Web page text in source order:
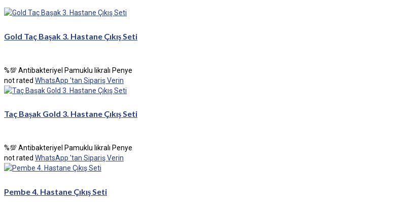
Gold Taç Başak 3. Hastane Çıkış Seti
%💯 Antibakteriyel Pamuklu likralı Penye
not rated WhatsApp 'tan Sipariş Verin
Taç Başak Gold 3. Hastane Çıkış Seti
%💯 Antibakteriyel Pamuklu likralı Penye
not rated WhatsApp 'tan Sipariş Verin
Pembe 4. Hastane Çıkış Seti